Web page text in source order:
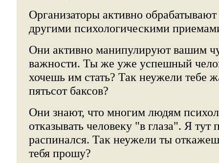
Организаторы активно
другими психологическими
Они активно манипулируют вашим
важности. Ты же уже успешный
хочешь им стать? Так неужели тебе
пятьсот баксов?
Они знают, что многим людям
отказывать человеку "в глаза". Я тут
распинался. Так неужели ты
тебя прошу?